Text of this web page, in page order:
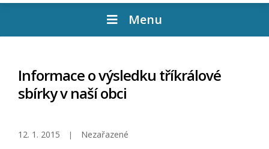
Menu
Informace o výsledku tříkrálové
sbírky v naší obci
12. 1. 2015 Nezařazené